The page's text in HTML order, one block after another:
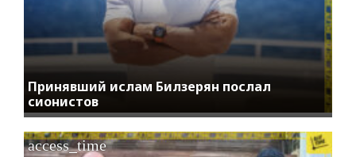
Принявший ислам Билзерян послал
сионистов
access_time